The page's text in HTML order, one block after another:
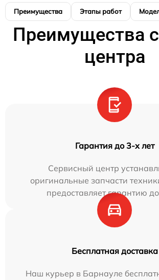
Преимущества Этапы работ
Преимущества
центра
Гарантия до 3-х лет
Сервисный центр
оригинальные запчасти
предоставляет гарантию
Бесплатная доставка
Наш курьер в Барнауле